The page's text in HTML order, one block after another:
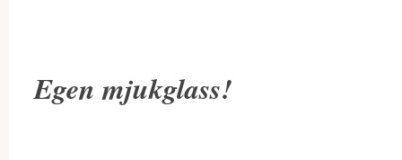
Egen mjukglass!